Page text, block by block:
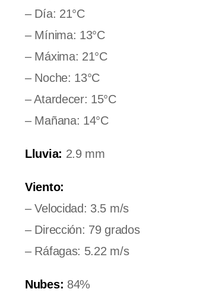
– Día: 21°C
– Mínima: 13°C
– Máxima: 21°C
– Noche: 13°C
– Atardecer: 15°C
– Mañana: 14°C
Lluvia: 2.9 mm
Viento:
– Velocidad: 3.5 m/s
– Dirección: 79 grados
– Ráfagas: 5.22 m/s
Nubes: 84%